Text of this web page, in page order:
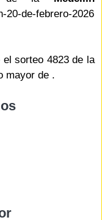
20-de-febrero-2026
sorteo 4823 de la
mayor de .